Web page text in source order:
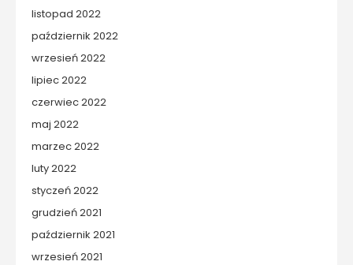
listopad 2022
październik 2022
wrzesień 2022
lipiec 2022
czerwiec 2022
maj 2022
marzec 2022
luty 2022
styczeń 2022
grudzień 2021
październik 2021
wrzesień 2021